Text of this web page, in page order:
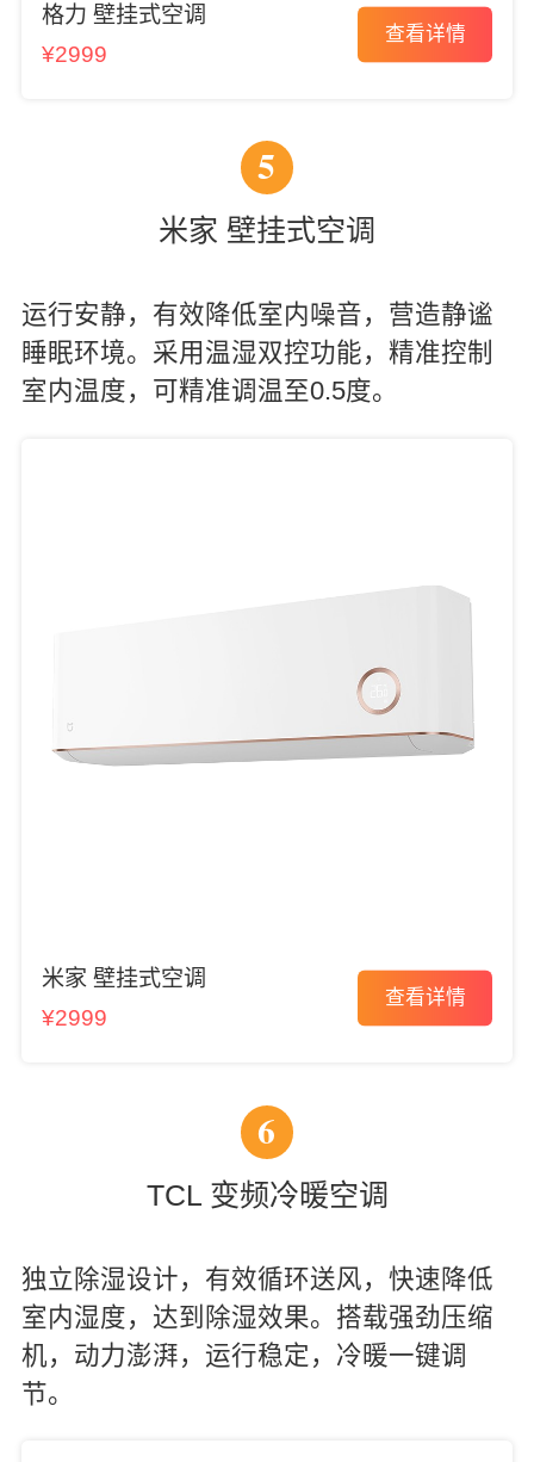
格力 壁挂式空调
¥2999
查看详情
5
米家 壁挂式空调
运行安静，有效降低室内噪音，营造静谧
睡眠环境。采用温湿双控功能，精准控制
室内温度，可精准调温至0.5度。
米家 壁挂式空调
¥2999
查看详情
6
TCL 变频冷暖空调
独立除湿设计，有效循环送风，快速降低
室内湿度，达到除湿效果。搭载强劲压缩
机，动力澎湃，运行稳定，冷暖一键调
节。